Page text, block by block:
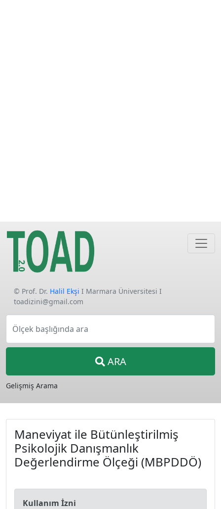
© Prof. Dr. Halil Ekşi I Marmara Üniversitesi I
toadizini@gmail.com
Ölçek başlığında ara
ARA
Gelişmiş Arama
Maneviyat ile Bütünleştirilmiş
Psikolojik Danışmanlık
Değerlendirme Ölçeği (MBPDDÖ)
Kullanım İzni